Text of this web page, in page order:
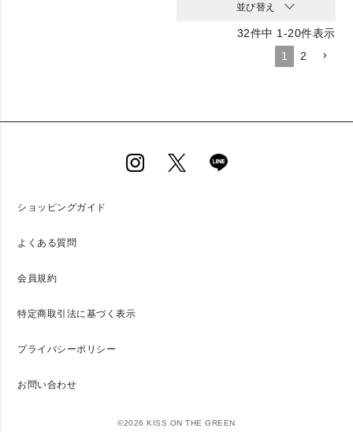
並び替え
32件中 1 -20件表示
1
2
ショッピングガイド
よくある質問
会員規約
特定商取引法に基づく表示
プライバシーポリシー
お問い合わせ
©2026 KISS ON THE GREEN